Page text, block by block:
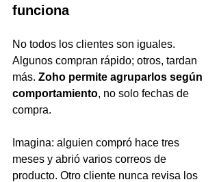
funciona
No todos los clientes son iguales.
Algunos compran rápido; otros, tardan
más. Zoho permite agruparlos según
comportamiento, no solo fechas de
compra.
Imagina: alguien compró hace tres
meses y abrió varios correos de
producto. Otro cliente nunca revisa los